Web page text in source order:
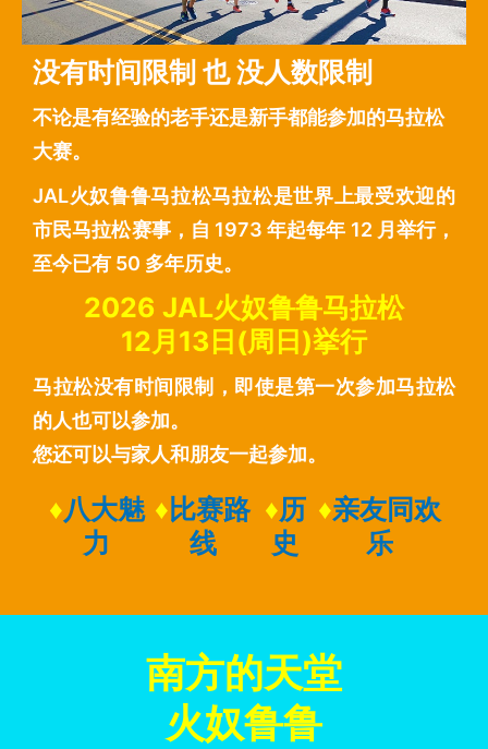
没有时间限制 也 没人数限制
不论是有经验的老手还是新手都能参加的马拉松
大赛。
JAL火奴鲁鲁马拉松马拉松是世界上最受欢迎的
市民马拉松赛事，自 1973 年起每年 12 月举行，
至今已有 50 多年历史。
2026 JAL火奴鲁鲁马拉松
12月13日(周日)挙行
马拉松没有时间限制，即使是第一次参加马拉松
的人也可以参加。
您还可以与家人和朋友一起参加。
♦八大魅
力
♦ 比赛路
线
♦历
史
♦亲友同欢
乐
南方的天堂
火奴鲁鲁